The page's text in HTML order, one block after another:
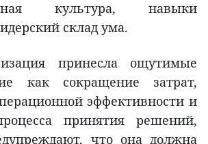
культура, навыки
склад ума.
принесла ощутимые
как сокращение затрат,
эффективности и
принятия решений,
что она должна